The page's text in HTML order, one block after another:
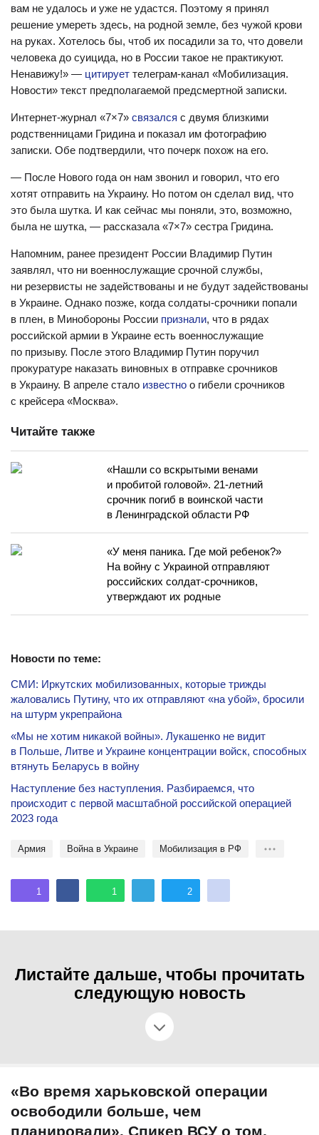
вам не удалось и уже не удастся. Поэтому я принял
решение умереть здесь, на родной земле, без чужой крови
на руках. Хотелось бы, чтоб их посадили за то, что довели
человека до суицида, но в России такое не практикуют.
Ненавижу!» — цитирует телеграм-канал «Мобилизация.
Новости» текст предполагаемой предсмертной записки.
Интернет-журнал «7×7» связался с двумя близкими
родственницами Гридина и показал им фотографию
записки. Обе подтвердили, что почерк похож на его.
— После Нового года он нам звонил и говорил, что его
хотят отправить на Украину. Но потом он сделал вид, что
это была шутка. И как сейчас мы поняли, это, возможно,
была не шутка, — рассказала «7×7» сестра Гридина.
Напомним, ранее президент России Владимир Путин
заявлял, что ни военнослужащие срочной службы,
ни резервисты не задействованы и не будут задействованы
в Украине. Однако позже, когда солдаты-срочники попали
в плен, в Минобороны России признали, что в рядах
российской армии в Украине есть военнослужащие
по призыву. После этого Владимир Путин поручил
прокуратуре наказать виновных в отправке срочников
в Украину. В апреле стало известно о гибели срочников
с крейсера «Москва».
Читайте также
«Нашли со вскрытыми венами
и пробитой головой». 21-летний
срочник погиб в воинской части
в Ленинградской области РФ
«У меня паника. Где мой ребенок?»
На войну с Украиной отправляют
российских солдат-срочников,
утверждают их родные
Новости по теме:
СМИ: Иркутских мобилизованных, которые трижды
жаловались Путину, что их отправляют «на убой», бросили
на штурм укрепрайона
«Мы не хотим никакой войны». Лукашенко не видит
в Польше, Литве и Украине концентрации войск, способных
втянуть Беларусь в войну
Наступление без наступления. Разбираемся, что
происходит с первой масштабной российской операцией
2023 года
Армия Война в Украине Мобилизация в РФ
1 1 2
Листайте дальше, чтобы прочитать
следующую новость